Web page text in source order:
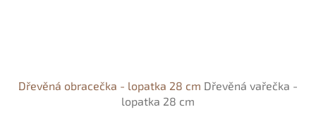
Dřevěná obracečka - lopatka 28 cm Dřevěná vařečka -
lopatka 28 cm